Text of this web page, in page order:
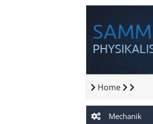
Home
Mechanik